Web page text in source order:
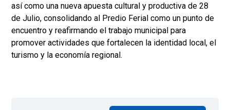
así como una nueva apuesta cultural y productiva de 28
de Julio, consolidando al Predio Ferial como un punto de
encuentro y reafirmando el trabajo municipal para
promover actividades que fortalecen la identidad local, el
turismo y la economía regional.